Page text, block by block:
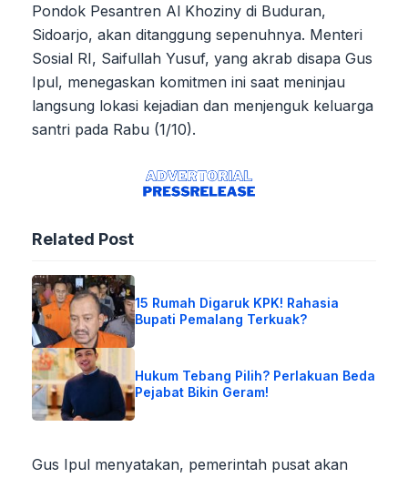
Pondok Pesantren Al Khoziny di Buduran,
Sidoarjo, akan ditanggung sepenuhnya. Menteri
Sosial RI, Saifullah Yusuf, yang akrab disapa Gus
Ipul, menegaskan komitmen ini saat meninjau
langsung lokasi kejadian dan menjenguk keluarga
santri pada Rabu (1/10).
Related Post
15 Rumah Digaruk KPK! Rahasia
Bupati Pemalang Terkuak?
Hukum Tebang Pilih? Perlakuan Beda
Pejabat Bikin Geram!
Gus Ipul menyatakan, pemerintah pusat akan